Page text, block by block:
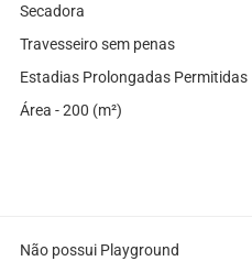
Secadora
Travesseiro sem penas
Estadias Prolongadas Permitidas
Área - 200 (m²)
Não possui Playground